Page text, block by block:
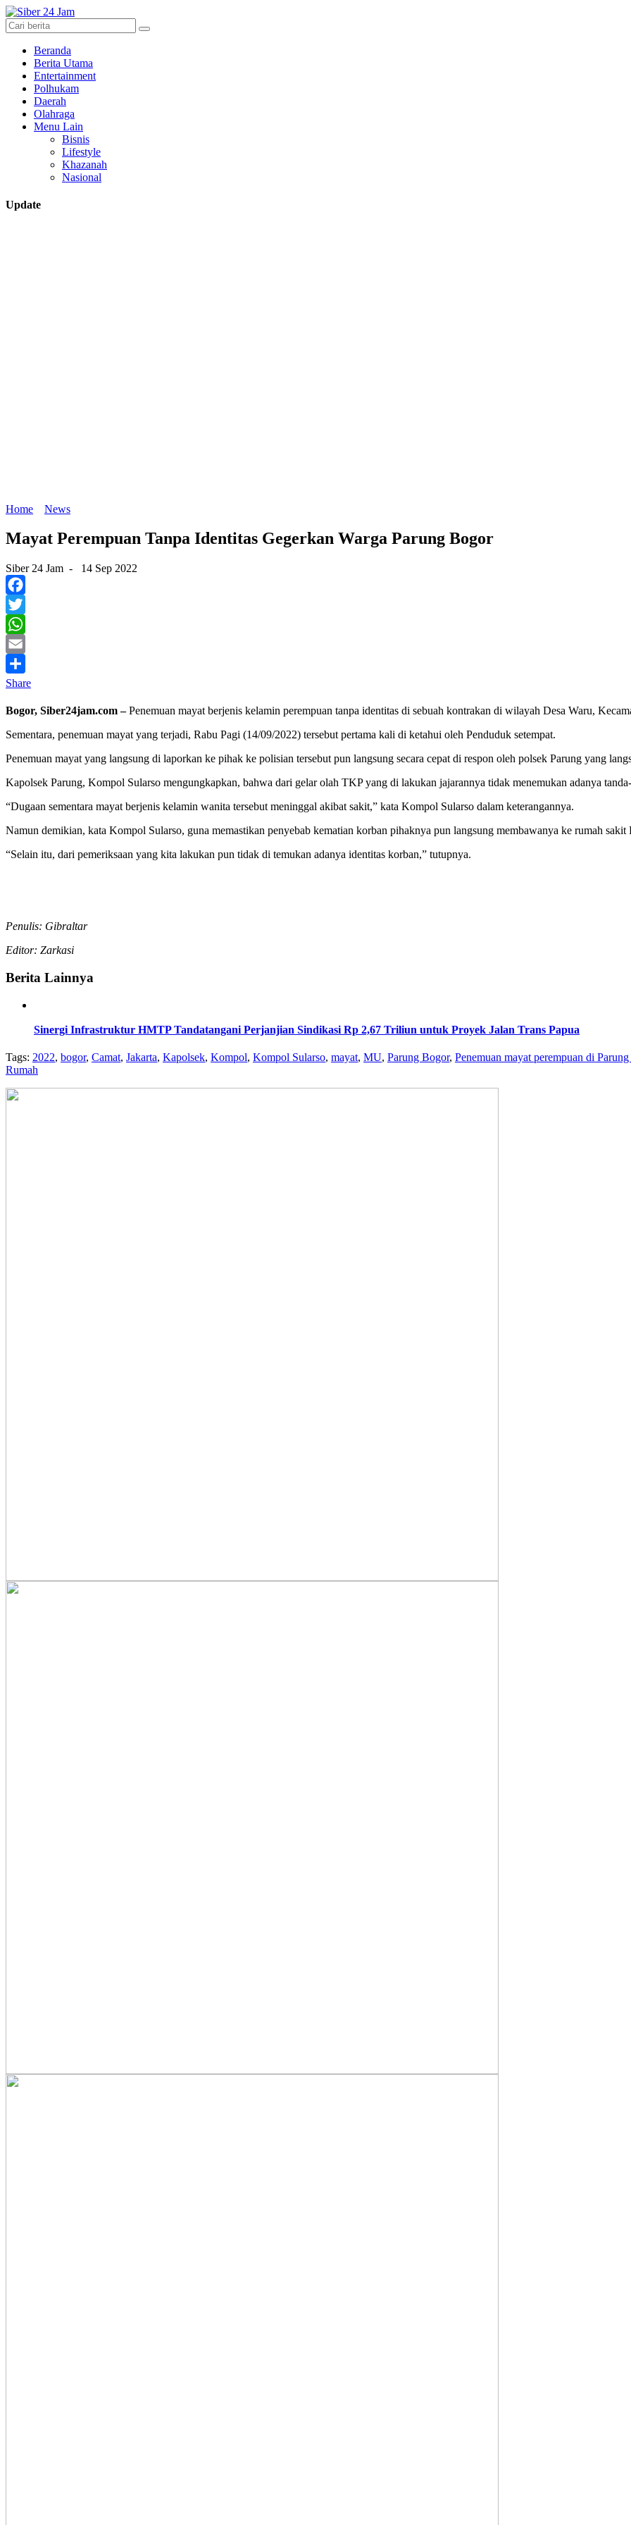
Beranda
Berita Utama
Entertainment
Polhukam
Daerah
Olahraga
Menu Lain
Bisnis
Lifestyle
Khazanah
Nasional
Update
Home
News
Mayat Perempuan Tanpa Identitas Gegerkan Warga Parung Bogor
Siber 24 Jam - 14 Sep 2022
Facebook
Twitter
WhatsApp
Email
Share
Bogor, Siber24jam.com –Penemuan mayat berjenis kelamin perempuan tanpa identitas di sebuah kontrakan di wilayah Desa Waru,
Sementara, penemuan mayat yang terjadi, Rabu Pagi (14/09/2022) tersebut pertama kali di ketahui oleh Penduduk setempat.
Penemuan mayat yang langsung di laporkan ke pihak ke polisian tersebut pun langsung secara cepat di respon oleh polsek Parung yang
Kapolsek Parung, Kompol Sularso mengungkapkan, bahwa dari gelar olah TKP yang di lakukan jajarannya tidak menemukan adanya
“Dugaan sementara mayat berjenis kelamin wanita tersebut meninggal akibat sakit,” kata Kompol Sularso dalam keterangannya.
Namun demikian, kata Kompol Sularso, guna memastikan penyebab kematian korban pihaknya pun langsung membawanya ke rumah
“Selain itu, dari pemeriksaan yang kita lakukan pun tidak di temukan adanya identitas korban,” tutupnya.
Penulis: Gibraltar
Editor: Zarkasi
Berita Lainnya
Sinergi Infrastruktur HMTP Tandatangani Perjanjian Sindikasi Rp 2,67 Triliun untuk Proyek Jalan Trans Papua
Tags: 2022, bogor, Camat, Jakarta, Kapolsek, Kompol, Kompol Sularso, mayat, MU, Parung Bogor, Penemuan mayat perempuan di
Rumah